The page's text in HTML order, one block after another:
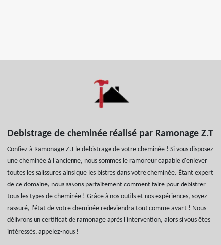
Debistrage de cheminée réalisé par Ramonage Z.T
Confiez à Ramonage Z.T le debistrage de votre cheminée ! Si vous disposez
une cheminée à l'ancienne, nous sommes le ramoneur capable d'enlever
toutes les salissures ainsi que les bistres dans votre cheminée. Étant expert
de ce domaine, nous savons parfaitement comment faire pour debistrer
tous les types de cheminée ! Grâce à nos outils et nos expériences, soyez
rassuré, l'état de votre cheminée redeviendra tout comme avant ! Nous
délivrons un certificat de ramonage après l'intervention, alors si vous êtes
intéressés, appelez-nous !